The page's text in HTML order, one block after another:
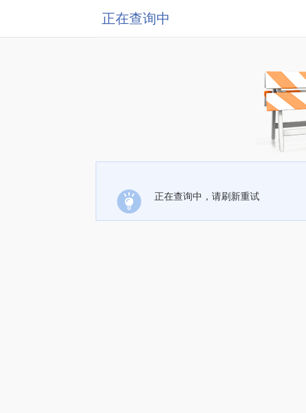
正在查询中
正在查询中，请刷新重试